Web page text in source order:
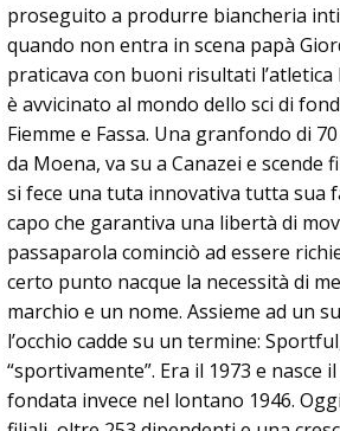
proseguito a produrre biancheria
quando non entra in scena papà
praticava con buoni risultati
è avvicinato al mondo dello sci di
Fiemme e Fassa. Una granfondo di
da Moe­na, va su a Canazei e scende
si fece una tuta innovativa tutta sua
capo che garantiva una li­bertà di
passaparola cominciò ad essere
certo punto nacque la necessità di
marchio e un nome. As­sieme ad un
l’occhio cadde su un termine:
“sportivamente”. Era il 1973 e
fondata invece nel lontano 1946.